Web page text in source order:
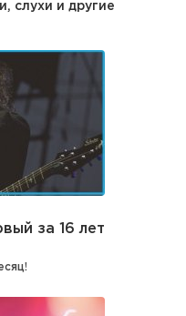
слухи и другие
за 16 лет